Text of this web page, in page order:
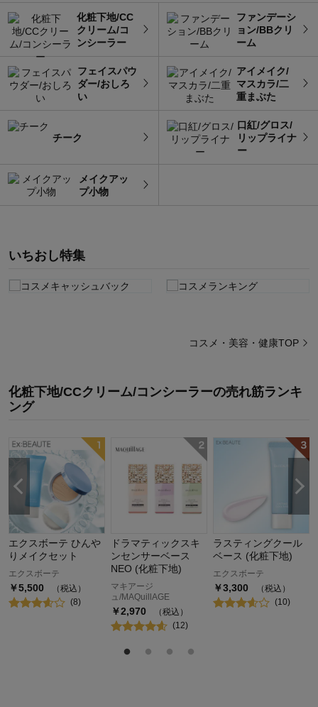
化粧下地/CC
クリーム/コ
ンシーラー
ファンデーシ
ョン/BBクリ
ーム
フェイスパウ
ダー/おしろ
い
アイメイク/
マスカラ/二
重まぶた
チーク
口紅/グロス/
リップライナ
ー
メイクアッ
プ小物
いちおし特集
コスメ・美容・健康TOP
化粧下地/CCクリーム/コンシーラーの売れ筋ランキ
ング
エクスボーテ ひんや
りメイクセット
エクスボーテ
￥5,500
（税込）
(8)
ドラマティックスキ
ンセンサーベース
NEO (化粧下地)
マキアージ
ュ/MAQuillAGE
￥2,970
（税込）
(12)
ラスティングクール
ベース (化粧下地)
エクスボーテ
￥3,300
（税込）
(10)